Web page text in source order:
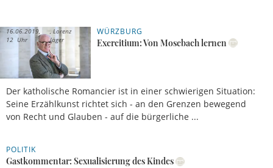
WÜRZBURG
Exercitium: Von Mosebach lernen
Der katholische Romancier ist in einer schwierigen Situation:
Seine Erzählkunst richtet sich - an den Grenzen bewegend
von Recht und Glauben - auf die bürgerliche ...
16.06.2019,
12 Uhr
Lorenz
Jäger
POLITIK
Gastkommentar: Sexualisierung des Kindes